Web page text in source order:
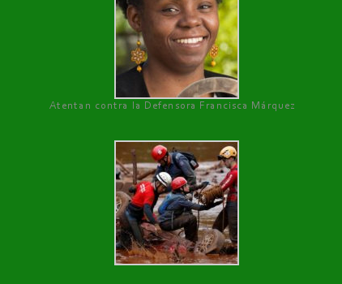
Atentan contra la Defensora Francisca Márquez